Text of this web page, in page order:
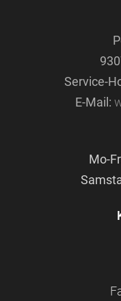
Service-
E-Mail:
Mo-